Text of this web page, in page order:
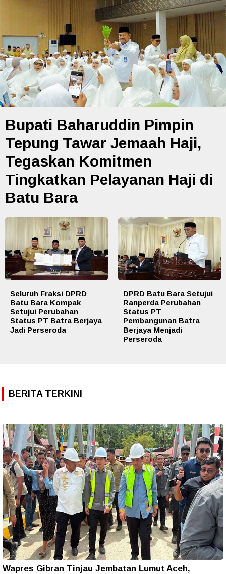
Bupati Baharuddin Pimpin
Tepung Tawar Jemaah Haji,
Tegaskan Komitmen
Tingkatkan Pelayanan Haji di
Batu Bara
Seluruh Fraksi DPRD
Batu Bara Kompak
Setujui Perubahan
Status PT Batra Berjaya
Jadi Perseroda
DPRD Batu Bara Setujui
Ranperda Perubahan
Status PT
Pembangunan Batra
Berjaya Menjadi
Perseroda
BERITA TERKINI
Wapres Gibran Tinjau Jembatan Lumut Aceh,